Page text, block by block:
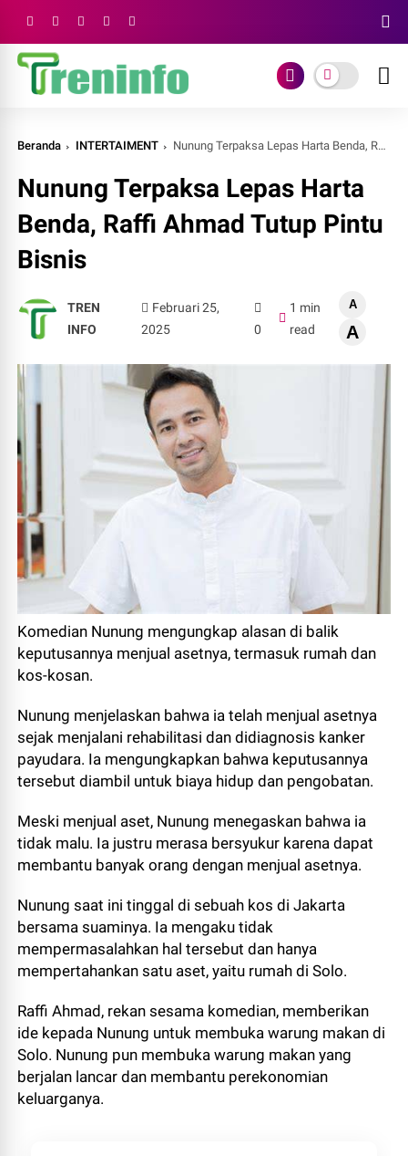
Beranda INTERTAIMENT Nunung Terpaksa Lepas Harta Benda, Raffi Ahmad Tutup Pintu Bisnis
Nunung Terpaksa Lepas Harta
Benda, Raffi Ahmad Tutup Pintu
Bisnis
TREN
INFO
Februari 25,
2025
0
1 min
read
A
A
Komedian Nunung mengungkap alasan di balik
keputusannya menjual asetnya, termasuk rumah dan
kos-kosan.
Nunung menjelaskan bahwa ia telah menjual asetnya
sejak menjalani rehabilitasi dan didiagnosis kanker
payudara. Ia mengungkapkan bahwa keputusannya
tersebut diambil untuk biaya hidup dan pengobatan.
Meski menjual aset, Nunung menegaskan bahwa ia
tidak malu. Ia justru merasa bersyukur karena dapat
membantu banyak orang dengan menjual asetnya.
Nunung saat ini tinggal di sebuah kos di Jakarta
bersama suaminya. Ia mengaku tidak
mempermasalahkan hal tersebut dan hanya
mempertahankan satu aset, yaitu rumah di Solo.
Raffi Ahmad, rekan sesama komedian, memberikan
ide kepada Nunung untuk membuka warung makan di
Solo. Nunung pun membuka warung makan yang
berjalan lancar dan membantu perekonomian
keluarganya.